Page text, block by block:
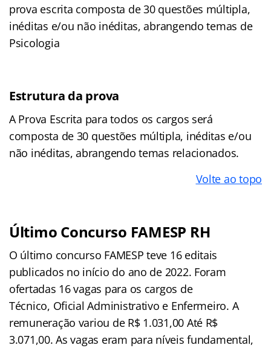
prova escrita composta de 30 questões múltipla,
inéditas e/ou não inéditas, abrangendo temas de
Psicologia
Estrutura da prova
A Prova Escrita para todos os cargos será
composta de 30 questões múltipla, inéditas e/ou
não inéditas, abrangendo temas relacionados.
Volte ao topo
Último Concurso FAMESP RH
O último concurso FAMESP teve 16 editais
publicados no início do ano de 2022. Foram
ofertadas 16 vagas para os cargos de
Técnico, Oficial Administrativo e Enfermeiro. A
remuneração variou de R$ 1.031,00 Até R$
3.071,00. As vagas eram para níveis fundamental,